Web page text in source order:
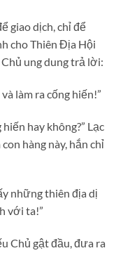
giao dịch, chỉ để
cho Thiên Địa Hội
ung dung trả lời:
làm ra cống hiến!”
hay không?” Lạc
hàng này, hắn chỉ
những thiên địa dị
với ta!”
Chủ gật đầu, đưa ra